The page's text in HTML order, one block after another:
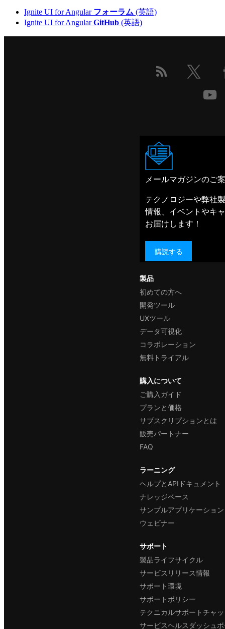
Ignite UI for Angular フォーラム (英語)
Ignite UI for AngularGitHub (英語)
製品
初めての方へ
開発ツール
UXツール
データ可視化
コラボレーション
無料トライアル
購入について
ご購入ガイド
プランと価格
サブスクリプションとは
販売パートナー
FAQ
ラーニング
ヘルプとAPIドキュメント
ナレッジベース
サンプルアプリケーション
ウェビナー
サポート
製品ライフサイクル
サービスリリース情報
サポート環境
サポートポリシー
テクニカルサポートチャ
サービスヘルスダッシュ
メールマガジンのご
テクノロジーや弊社
情報、イベントやキ
お届けします！
購読する